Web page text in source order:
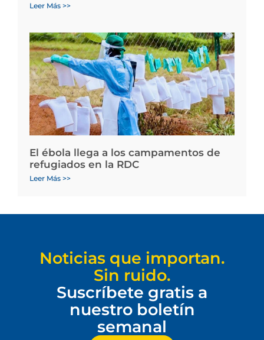
Leer Más >>
El ébola llega a los campamentos de
refugiados en la RDC
Leer Más >>
Noticias que importan.
Sin ruido.
Suscríbete gratis a
nuestro boletín
semanal